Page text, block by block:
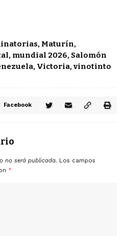
, Maturín,
, mundial 2026, Salomón
, Victoria, vinotinto
Facebook
no será publicada. Los campos
*